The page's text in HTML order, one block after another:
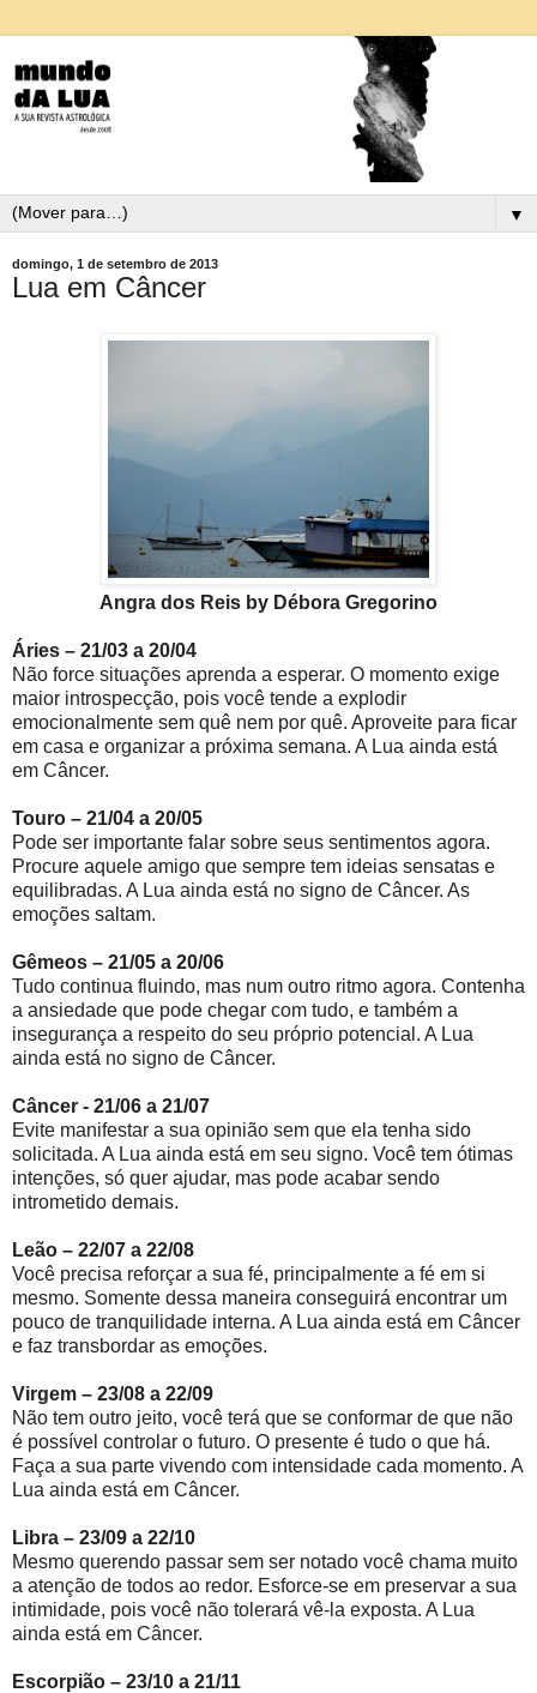
▼
domingo, 1 de setembro de 2013
Lua em Câncer
Angra dos Reis by Débora Gregorino
Áries – 21/03 a 20/04
Não force situações aprenda a esperar. O momento exige
maior introspecção, pois você tende a explodir
emocionalmente sem quê nem por quê. Aproveite para ficar
em casa e organizar a próxima semana. A Lua ainda está
em Câncer.
Touro – 21/04 a 20/05
Pode ser importante falar sobre seus sentimentos agora.
Procure aquele amigo que sempre tem ideias sensatas e
equilibradas. A Lua ainda está no signo de Câncer. As
emoções saltam.
Gêmeos – 21/05 a 20/06
Tudo continua fluindo, mas num outro ritmo agora. Contenha
a ansiedade que pode chegar com tudo, e também a
insegurança a respeito do seu próprio potencial. A Lua
ainda está no signo de Câncer.
Câncer - 21/06 a 21/07
Evite manifestar a sua opinião sem que ela tenha sido
solicitada. A Lua ainda está em seu signo. Você tem ótimas
intenções, só quer ajudar, mas pode acabar sendo
intrometido demais.
Leão – 22/07 a 22/08
Você precisa reforçar a sua fé, principalmente a fé em si
mesmo. Somente dessa maneira conseguirá encontrar um
pouco de tranquilidade interna. A Lua ainda está em Câncer
e faz transbordar as emoções.
Virgem – 23/08 a 22/09
Não tem outro jeito, você terá que se conformar de que não
é possível controlar o futuro. O presente é tudo o que há.
Faça a sua parte vivendo com intensidade cada momento. A
Lua ainda está em Câncer.
Libra – 23/09 a 22/10
Mesmo querendo passar sem ser notado você chama muito
a atenção de todos ao redor. Esforce-se em preservar a sua
intimidade, pois você não tolerará vê-la exposta. A Lua
ainda está em Câncer.
Escorpião – 23/10 a 21/11